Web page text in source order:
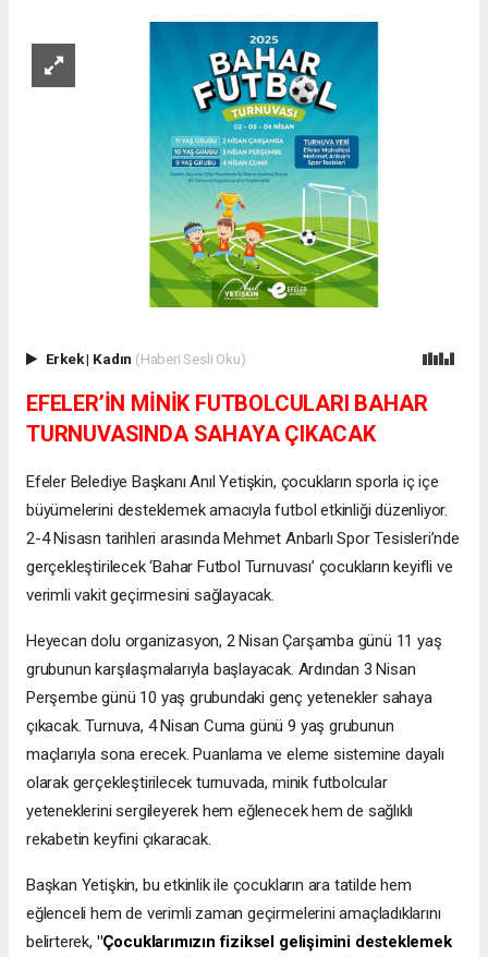
Erkek| Kadın (Haberi Sesli Oku)
EFELER’İN MİNİK FUTBOLCULARI BAHAR
TURNUVASINDA SAHAYA ÇIKACAK
Efeler Belediye Başkanı Anıl Yetişkin, çocukların sporla iç içe
büyümelerini desteklemek amacıyla futbol etkinliği düzenliyor.
2-4 Nisasn tarihleri arasında Mehmet Anbarlı Spor Tesisleri’nde
gerçekleştirilecek ‘Bahar Futbol Turnuvası’ çocukların keyifli ve
verimli vakit geçirmesini sağlayacak.
Heyecan dolu organizasyon, 2 Nisan Çarşamba günü 11 yaş
grubunun karşılaşmalarıyla başlayacak. Ardından 3 Nisan
Perşembe günü 10 yaş grubundaki genç yetenekler sahaya
çıkacak. Turnuva, 4 Nisan Cuma günü 9 yaş grubunun
maçlarıyla sona erecek. Puanlama ve eleme sistemine dayalı
olarak gerçekleştirilecek turnuvada, minik futbolcular
yeteneklerini sergileyerek hem eğlenecek hem de sağlıklı
rekabetin keyfini çıkaracak.
Başkan Yetişkin, bu etkinlik ile çocukların ara tatilde hem
eğlenceli hem de verimli zaman geçirmelerini amaçladıklarını
belirterek, "Çocuklarımızın fiziksel gelişimini desteklemek